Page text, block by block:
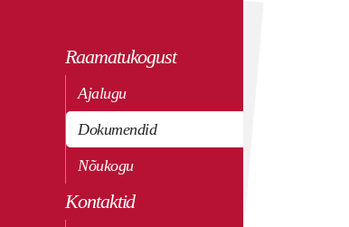
Raamatukogust
Ajalugu
Dokumendid
Nõukogu
Kontaktid